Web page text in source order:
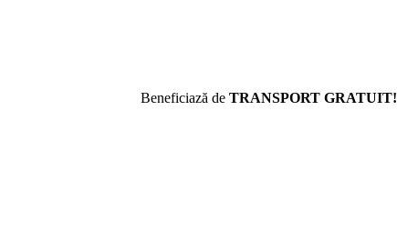
Beneficiază de TRANSPORT GRATUIT!